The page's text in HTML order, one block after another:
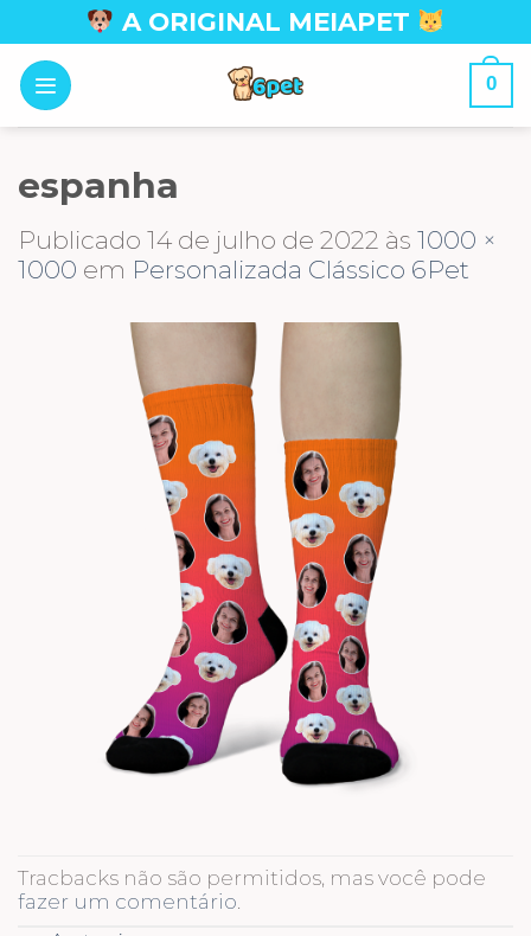
to
content
A ORIGINAL MEIAPET
0
espanha
Publicado 14 de julho de 2022 às 1000 ×
1000 em Personalizada Clássico 6Pet
Tracbacks não são permitidos, mas você pode
fazer um comentário.